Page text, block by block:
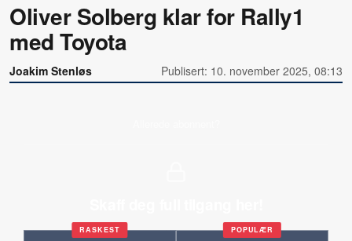
Oliver Solberg klar for Rally1
med Toyota
Joakim Stenløs Publisert: 10. november 2025, 08:13
RASKEST POPULÆR